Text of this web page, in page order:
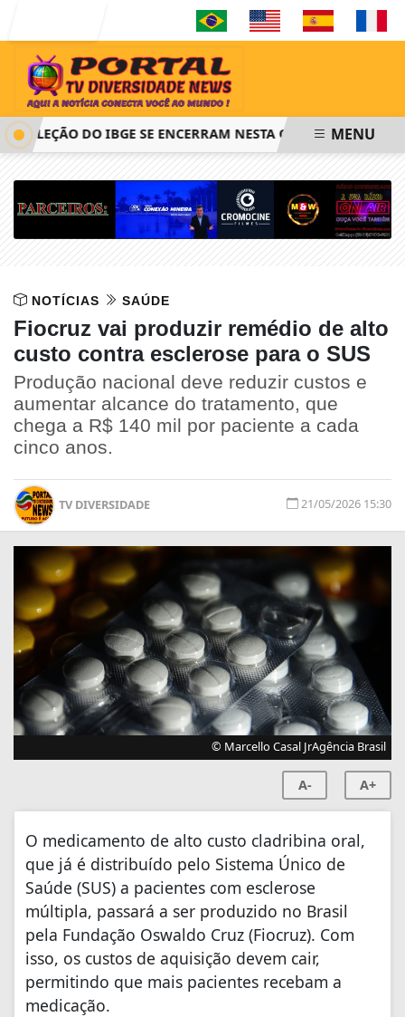
DO IBGE SE ENCERRAM NESTA QUINTA-FEIRA ÀS 14H
MENU
NOTÍCIAS SAÚDE
Fiocruz vai produzir remédio de alto
custo contra esclerose para o SUS
Produção nacional deve reduzir custos e
aumentar alcance do tratamento, que
chega a R$ 140 mil por paciente a cada
cinco anos.
TV DIVERSIDADE 21/05/2026 15:30
© Marcello Casal JrAgência Brasil
A- A+
O medicamento de alto custo cladribina oral,
que já é distribuído pelo Sistema Único de
Saúde (SUS) a pacientes com esclerose
múltipla, passará a ser produzido no Brasil
pela Fundação Oswaldo Cruz (Fiocruz). Com
isso, os custos de aquisição devem cair,
permitindo que mais pacientes recebam a
medicação.